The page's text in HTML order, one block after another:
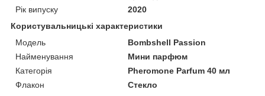
Рік випуску
2020
Користувальницькі характеристики
Мoдель
Bombshell Passion
Найменування
Мини парфюм
Категорія
Pheromone Parfum 40 мл
Флакон
Стекло